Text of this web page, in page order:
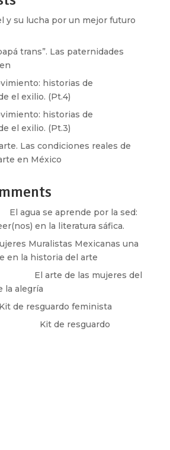
y su lucha por un mejor futuro
trans”. Las paternidades
historias de
el exilio. (Pt.4)
historias de
el exilio. (Pt.3)
Las condiciones reales de
en México
El agua se aprende por la sed:
en la literatura sáfica.
Muralistas Mexicanas una
en la historia del arte
El arte de las mujeres del
la alegría
Kit de resguardo feminista
Kit de resguardo